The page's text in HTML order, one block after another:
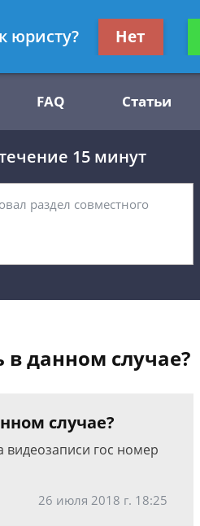
Получите
FAQ Статьи
15 минут
в данном случае?
случае?
гос номер
26 июля 2018 г. 18:25
юристу? Нет